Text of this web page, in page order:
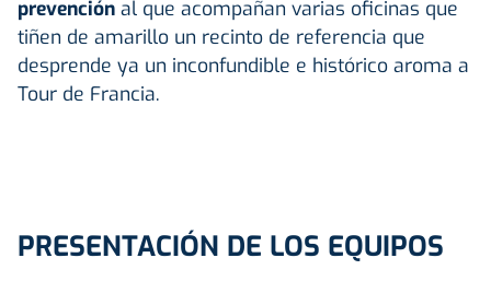
prevención al que acompañan varias oficinas que
tiñen de amarillo un recinto de referencia que
desprende ya un inconfundible e histórico aroma a
Tour de Francia.
PRESENTACIÓN DE LOS EQUIPOS